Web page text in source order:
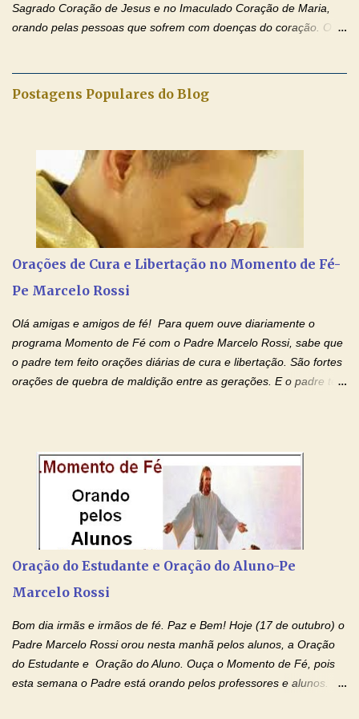
Sagrado Coração de Jesus e no Imaculado Coração de Maria,
orando pelas pessoas que sofrem com doenças do coração. O
esta abençoada semana de orações no programa de rádio
tenha fé, creia firmemente e ore incessantemente até que o
Kairós aconteça em sua vida. Fique no Amor Ágape de Jesus e
no Amor Materno de Nossa Senhora. Adriana-Devoção e Fé
Mensagem do Padre Marcelo Rossi por E-mail: Amados!! Nesta
quarta feira, vamos orar pelas pessoas que sofrem com as
doenças do coração, NO SAGRADO CORAÇÃO DE JESUS E NO
Postagens Populares do Blog
Orações de Cura e Libertação no Momento de Fé-
Pe Marcelo Rossi
Olá amigas e amigos de fé! Para quem ouve diariamente o
programa Momento de Fé com o Padre Marcelo Rossi, sabe que
o padre tem feito orações diárias de cura e libertação. São fortes
orações de quebra de maldição entre as gerações. E o padre tem
por estas valiosas orações. Tenham um lindo fim de semana na
paz de Jesus Cristo e no amor de Maria Santíssima. Adriana-
Devoção e Fé Clique para acessar: Facebook Padre Marcelo
Rossi Site Padre Marcelo Rossi (para ouvir o Momento de Fé)
Tocai, Cura! E Restaura! "Jesus, no poder de Seu Nome, peço
agora que as águas do meu batismo fluam para trás através das
gerações, através de todas as raízes da minha árvore
genealógica. Que o Sangue de Jesus, purificador e vivificante,
Oração do Estudante e Oração do Aluno-Pe
Marcelo Rossi
Bom dia irmãs e irmãos de fé. Paz e Bem! Hoje (17 de outubro) o
Padre Marcelo Rossi orou nesta manhã pelos alunos, a Oração
do Estudante e Oração do Aluno. Ouça o Momento de Fé, pois
esta semana o Padre está orando pelos professores e alunos.